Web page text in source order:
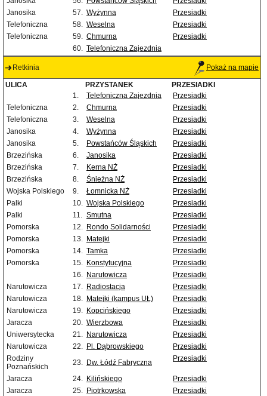
Janosika
57. Wyżynna
Przesiadki
Telefoniczna
58. Weselna
Przesiadki
Telefoniczna
59. Chmurna
Przesiadki
60. Telefoniczna Zajezdnia
Retkinia Pokaż na mapie
ULICA PRZYSTANEK
PRZESIADKI
1.
Telefoniczna Zajezdnia
Przesiadki
Telefoniczna
2. Chmurna
Przesiadki
Telefoniczna
3. Weselna
Przesiadki
Janosika
4. Wyżynna
Przesiadki
Janosika
5. Powstańców Śląskich
Przesiadki
Brzezińska
6. Janosika
Przesiadki
Brzezińska
7. Kerna NŻ
Przesiadki
Brzezińska
8. Śnieżna NŻ
Przesiadki
Wojska Polskiego
9. Łomnicka NŻ
Przesiadki
Palki
10. Wojska Polskiego
Przesiadki
Palki
11. Smutna
Przesiadki
Pomorska
12. Rondo Solidarności
Przesiadki
Pomorska
13. Matejki
Przesiadki
Pomorska
14. Tamka
Przesiadki
Pomorska
15. Konstytucyjna
Przesiadki
16. Narutowicza
Przesiadki
Narutowicza
17. Radiostacja
Przesiadki
Narutowicza
18. Matejki (kampus UŁ)
Przesiadki
Narutowicza
19. Kopcińskiego
Przesiadki
Jaracza
20. Wierzbowa
Przesiadki
Uniwersytecka
21. Narutowicza
Przesiadki
Narutowicza
22. Pl. Dąbrowskiego
Przesiadki
Rodziny
Poznańskich
23. Dw. Łódź Fabryczna Przesiadki
Jaracza 24. Kilińskiego
Przesiadki
Jaracza
25. Piotrkowska
Przesiadki